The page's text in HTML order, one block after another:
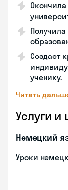
Создает
ученику.
Читать
Услуги и
Немецкий
Уроки